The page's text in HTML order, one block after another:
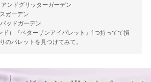
ンドグリッターガーデン
ガーデン
ッドガーデン
ド）『ベターザンアイパレット』1つ持ってて損
のパレットを見つけてみて。